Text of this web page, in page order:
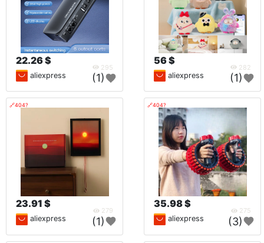
22.26 $
295
aliexpress (1)
56 $
282
aliexpress (1)
🔗404?
23.91 $
279
aliexpress (1)
🔗404?
35.98 $
275
aliexpress (3)